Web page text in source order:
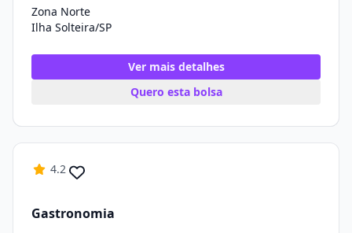
Zona Norte
Ilha Solteira/SP
Ver mais detalhes
Quero esta bolsa
4.2
Gastronomia